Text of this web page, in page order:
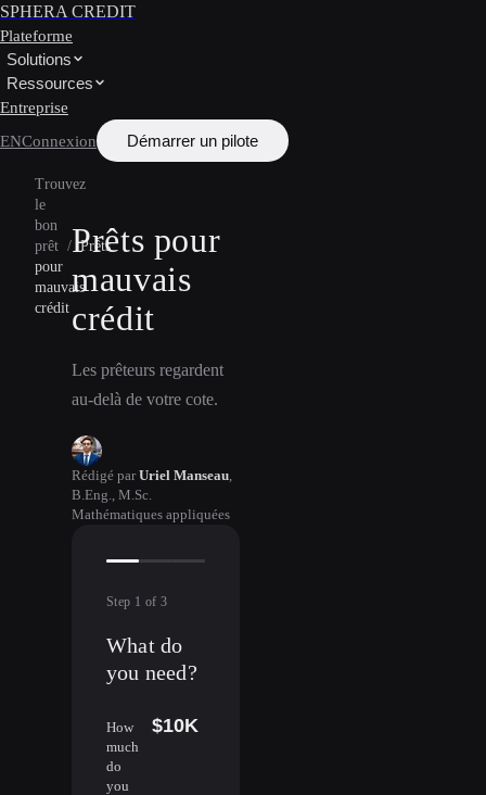
SPHERA CREDIT
Plateforme
Solutions
Ressources
Entreprise
ENConnexion Démarrer un pilote
Trouvez
le
bon
prêt / Prêts
pour
mauvais
crédit
Prêts pour
mauvais
crédit
Les prêteurs regardent
au-delà de votre cote.
Rédigé par Uriel Manseau
B.Eng., M.Sc.
Mathématiques appliquées
Step 1 of 3
What do
you need?
How
much
do
you
$10K